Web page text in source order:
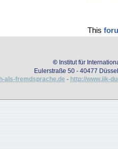
This
© Institut für
Eulerstraße 50 - 40477
als-fremdsprache.de - http://www.iik-